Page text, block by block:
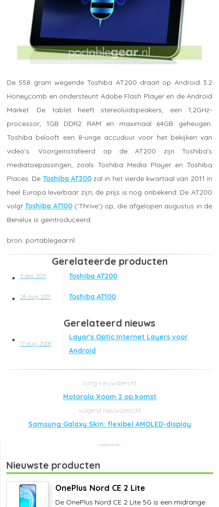
De 558 gram wegende Toshiba AT200 draait op Android 3.2
Honeycomb en ondersteunt Adobe Flash Player en de Android
Market. De tablet heeft stereoluidspeakers, een 1,2GHz-
processor, 1GB DDR2 RAM en maximaal 64GB geheugen.
Toshiba belooft een 8-urige accuduur voor het bekijken van
video's. Voorgeinstalleerd op de AT200 zijn Toshiba's
mediatoepassingen, zoals Toshiba Media Player en Toshiba
Places. De Toshiba AT200zal in het vierde kwartaal van 2011 in
heel Europa leverbaar zijn; de prijs is nog onbekend. De AT200
volgtToshiba AT100('Thrive') op, die afgelopen augustus in de
Benelux is geintroduceerd.
portablegear.nl
Gerelateerde producten
5 sep. 2011 Toshiba AT200
26 aug. 2011 Toshiba AT100
Gerelateerd nieuws
17 aug. 2009
Layar's Optic Internet Layers voor
Android
Motorola Xoom 2 op komst
Samsung Galaxy Skin: flexibel AMOLED-display
Nieuwste producten
OnePlus Nord CE 2 Lite
De OnePlus Nord CE 2 Lite 5G is een midrange